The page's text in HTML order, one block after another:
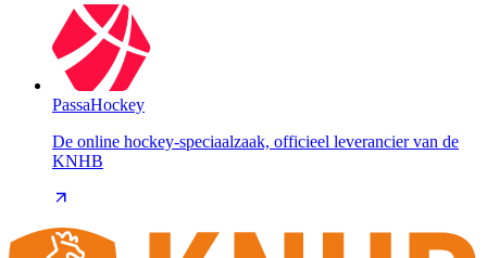
PassaHockey
De online hockey-speciaalzaak, officieel leverancier van de
KNHB